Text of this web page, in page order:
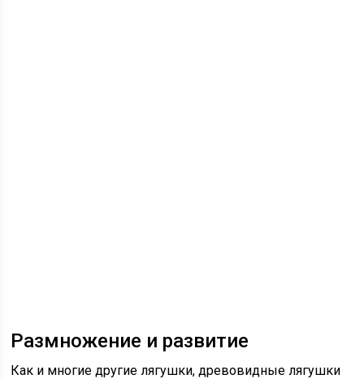
Размножение и развитие
Как и многие другие лягушки, древовидные лягушки